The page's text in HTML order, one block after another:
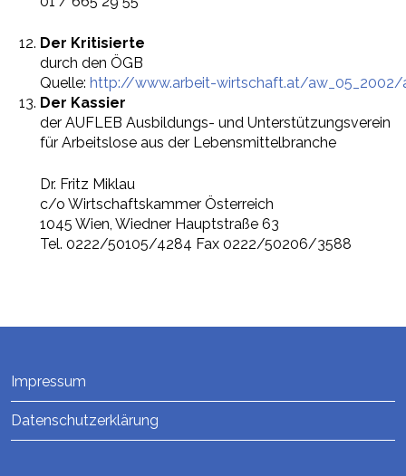
Der Kritisierte
durch den ÖGB
Quelle: http://www.arbeit-wirtschaft.at/aw_05_2002/
Der Kassier
der AUFLEB Ausbildungs- und Unterstützungsverein
für Arbeitslose aus der Lebensmittelbranche
Dr. Fritz Miklau
c/o Wirtschaftskammer Österreich
1045 Wien, Wiedner Hauptstraße 63
Tel. 0222/50105/4284 Fax 0222/50206/3588
Impressum
Datenschutzerklärung